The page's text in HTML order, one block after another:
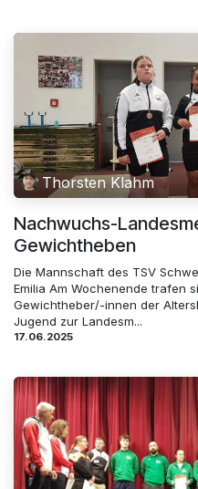
Thorsten Klahm
Nachwuchs-
Gewichtheben
Die Mannschaft des TSV
Emilia Am Wochenende trafen
Gewichtheber/-innen der
Jugend zur Landesm...
17.06.2025